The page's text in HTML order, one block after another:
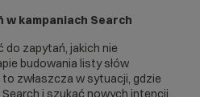
w kampaniach Search
do zapytań, jakich nie
budowania listy słów
zwłaszcza w sytuacji, gdzie
i szukać nowych intencji